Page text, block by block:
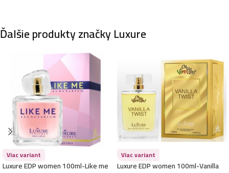
Nomade) – P1031
10,99€
Luxure EDP women 100ml-Annie Excellent – (Thierry
Mugler – Angel Elixir) – P1023
10,99€
Luxure EDP women 100ml-Like me – (Giorgio Armani
– My Way) – P1015
Ďalšie produkty značky Luxure
Viac variant
Luxure EDP women 100ml-Like me
Viac variant
Luxure EDP women 100ml-Vanilla